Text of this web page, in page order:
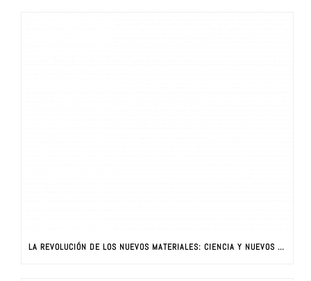
LA REVOLUCIÓN DE LOS NUEVOS MATERIALES: CIENCIA Y NUEVOS MATERIALES